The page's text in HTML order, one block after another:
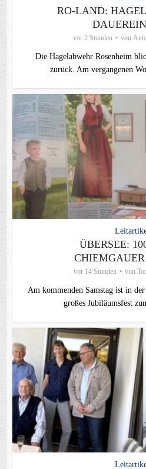
RO-LAND:
vor 2 Stunden von
Die Hagelabwehr Rosenheim
zurück. Am vergangenen
ÜBERSEE:
vor 14 Stunden von
Am kommenden Samstag ist in
großes Jubiläumsfest